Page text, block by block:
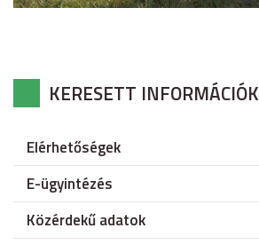
KERESETT INFORMÁCIÓK
Elérhetőségek
E-ügyintézés
Közérdekű adatok